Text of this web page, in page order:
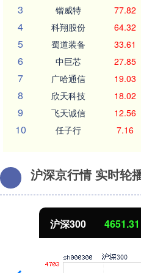
3 锴威特 77.82
4 科翔股份 64.32
5 蜀道装备 33.61
6 中巨芯 27.85
7 广哈通信 19.03
8 欣天科技 18.02
9 飞天诚信 12.56
10 任子行 7.16
沪深京行情 实时轮
沪深300 4651.31